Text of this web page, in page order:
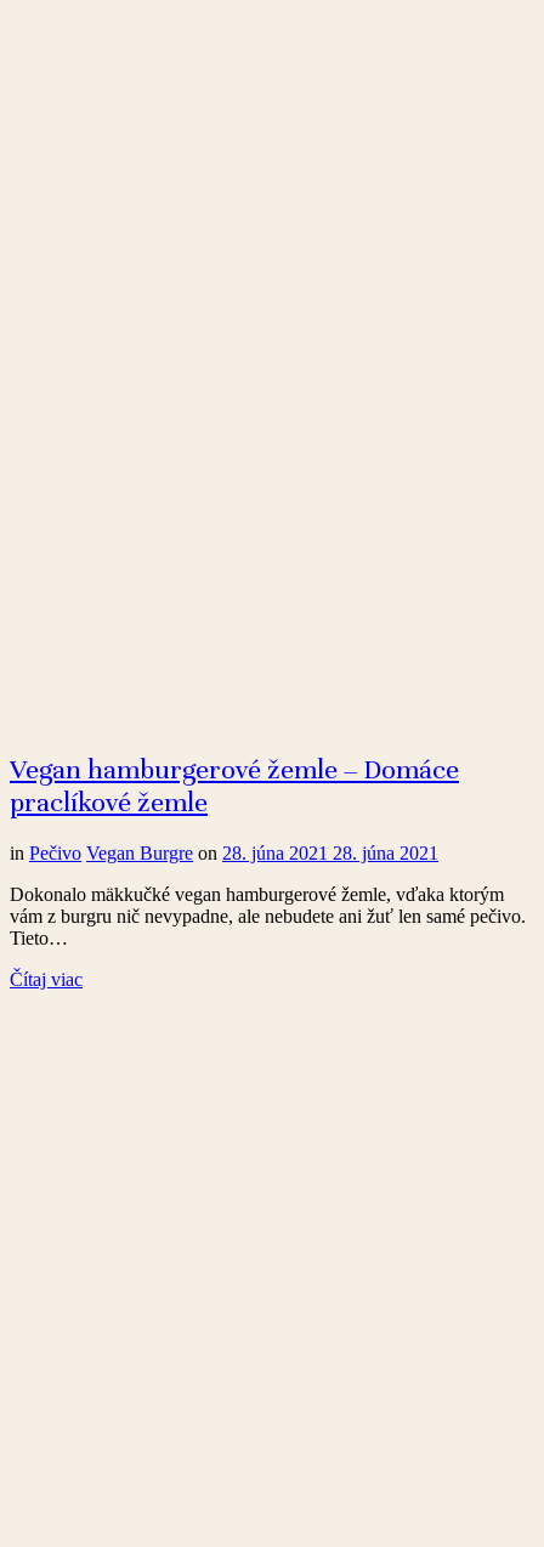
Vegan hamburgerové žemle – Domáce
praclíkové žemle
in Pečivo Vegan Burgre on 28. júna 2021 28. júna 2021
Dokonalo mäkkučké vegan hamburgerové žemle, vďaka ktorým
vám z burgru nič nevypadne, ale nebudete ani žuť len samé pečivo.
Tieto…
Čítaj viac